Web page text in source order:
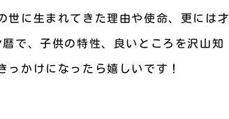
世に生まれてきた理由や使命、更には才
で、子供の特性、良いところを沢山知
っかけになったら嬉しいです！